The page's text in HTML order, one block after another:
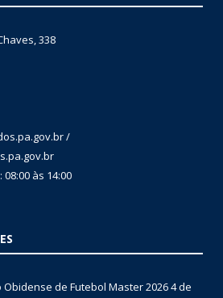
338
/
às 14:00
Obidense de Futebol Master 20264 de